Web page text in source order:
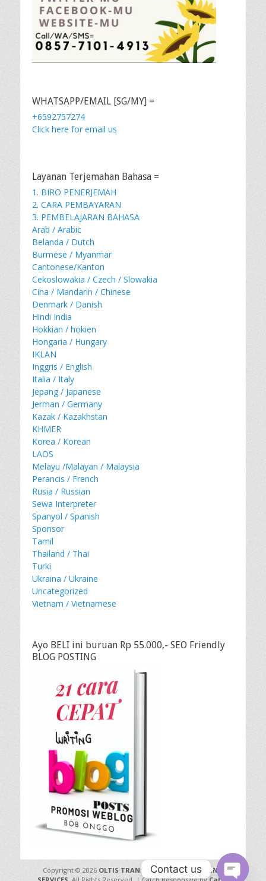
WHATSAPP/EMAIL [SG/MY] =
+6592757274
Click here for email us
Layanan Terjemahan Bahasa =
1. BIRO PENERJEMAH
2. CARA PEMBAYARAN
3. PEMBELAJARAN BAHASA
Arab / Arabic
Belanda / Dutch
Burmese / Myanmar
Cantonese/Kanton
Cekoslowakia / Czech / Slowakia
Cina / Mandarin / Chinese
Denmark / Danish
Hindi India
Hokkian / hokien
Hongaria / Hungary
IKLAN
Inggris / English
Italia / Italy
Jepang / Japanese
Jerman / Germany
Kazak / Kazakhstan
KHMER
Korea / Korean
LAOS
Melayu /Malayan / Malaysia
Perancis / French
Rusia / Russian
Sewa Interpreter
Spanyol / Spanish
Sponsor
Tamil
Thailand / Thai
Turki
Ukraina / Ukraine
Uncategorized
Vietnam / Vietnamese
Ayo BELI ini buruan Rp 55.000,- SEO Friendly
BLOG POSTING
Copyright © 2026 OLTIS TRANSLATION INTERPRETING
Contact us